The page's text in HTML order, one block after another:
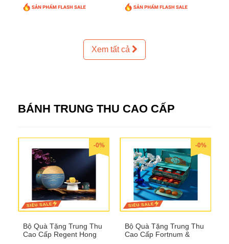
Xem tất cả
BÁNH TRUNG THU CAO CẤP
-0%
Bộ Quà Tặng Trung Thu
Cao Cấp Regent Hong
-0%
Bộ Quà Tặng Trung Thu
Cao Cấp Fortnum &